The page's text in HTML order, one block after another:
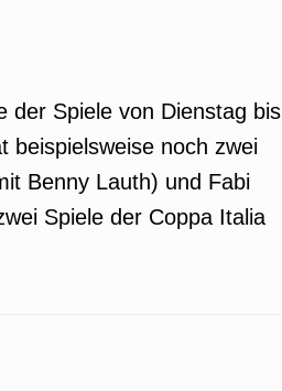
der Spiele von Dienstag bis
beispielsweise noch zwei
Benny Lauth) und Fabi
Spiele der Coppa Italia